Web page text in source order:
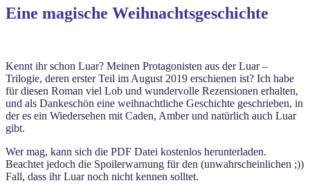
Eine magische Weihnachtsgeschichte
Kennt ihr schon Luar? Meinen Protagonisten aus der Luar –
Trilogie, deren erster Teil im August 2019 erschienen ist? Ich habe
für diesen Roman viel Lob und wundervolle Rezensionen erhalten,
und als Dankeschön eine weihnachtliche Geschichte geschrieben, in
der es ein Wiedersehen mit Caden, Amber und natürlich auch Luar
gibt.
Wer mag, kann sich die PDF Datei kostenlos herunterladen.
Beachtet jedoch die Spoilerwarnung für den (unwahrscheinlichen ;))
Fall, dass ihr Luar noch nicht kennen solltet.